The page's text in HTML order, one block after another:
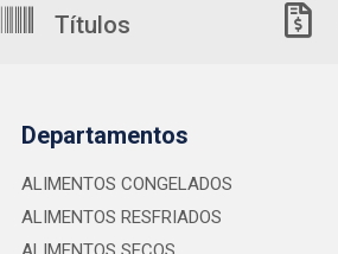
Títulos
Departamentos
ALIMENTOS CONGELADOS
ALIMENTOS RESFRIADOS